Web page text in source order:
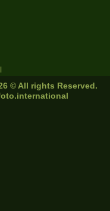
© All rights Reserved.